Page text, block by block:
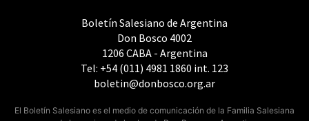
Boletín Salesiano de Argentina
Don Bosco 4002
1206 CABA - Argentina
Tel: +54 (011) 4981 1860 int. 123
boletin@donbosco.org.ar
El Boletín Salesiano es el medio de comunicación de la Familia Salesiana